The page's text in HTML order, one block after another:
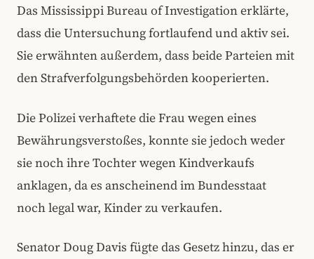
Das Mississippi Bureau of Investigation erklärte,
dass die Untersuchung fortlaufend und aktiv sei.
Sie erwähnten außerdem, dass beide Parteien mit
den Strafverfolgungsbehörden kooperierten.
Die Polizei verhaftete die Frau wegen eines
Bewährungsverstoßes, konnte sie jedoch weder
sie noch ihre Tochter wegen Kindverkaufs
anklagen, da es anscheinend im Bundesstaat
noch legal war, Kinder zu verkaufen.
Senator Doug Davis fügte das Gesetz hinzu, das er